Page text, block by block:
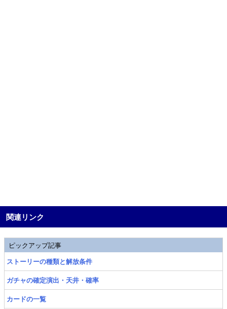
関連リンク
ピックアップ記事
ストーリーの種類と解放条件
ガチャの確定演出・天井・確率
カードの一覧